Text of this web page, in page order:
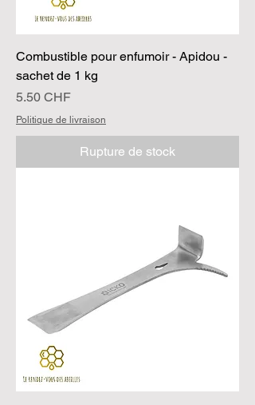
Combustible pour enfumoir - Apidou -
sachet de 1 kg
Prix
5.50 CHF
Politique de livraison
Rupture de stock